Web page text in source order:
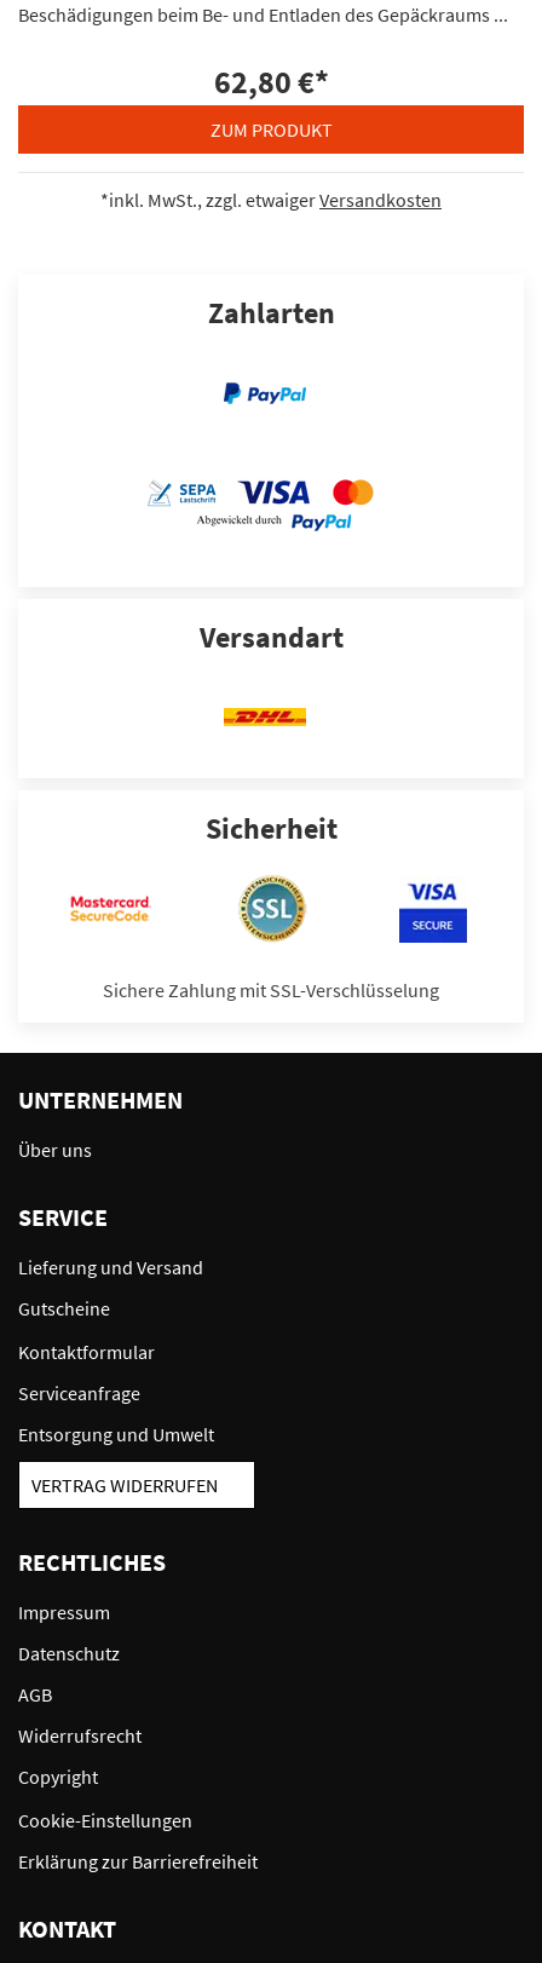
Beschädigungen beim Be- und Entladen des Gepäckraums ...
62,80 €*
ZUM PRODUKT
*inkl. MwSt., zzgl. etwaigerVersandkosten
Zahlarten
Versandart
Sicherheit
Sichere Zahlung mit SSL-Verschlüsselung
UNTERNEHMEN
Über uns
SERVICE
Lieferung und Versand
Gutscheine
Kontaktformular
Serviceanfrage
Entsorgung und Umwelt
VERTRAG WIDERRUFEN
RECHTLICHES
Impressum
Datenschutz
AGB
Widerrufsrecht
Copyright
Cookie-Einstellungen
Erklärung zur Barrierefreiheit
KONTAKT